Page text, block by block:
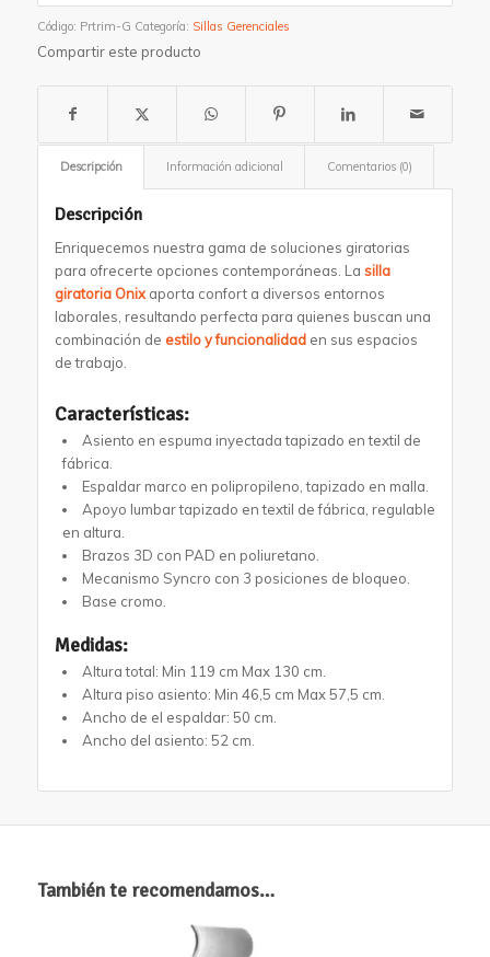
Código: Prtrim-G Categoría: Sillas Gerenciales
Compartir este producto
Descripción Información adicional Comentarios (0)
Descripción
Enriquecemos nuestra gama de soluciones giratorias
para ofrecerte opciones contemporáneas. La silla
giratoria Onixaporta confort a diversos entornos
laborales, resultando perfecta para quienes buscan una
combinación de estilo y funcionalidaden sus espacios
de trabajo.
Características:
Asiento en espuma inyectada tapizado en textil de
fábrica.
Espaldar marco en polipropileno, tapizado en malla.
Apoyo lumbar tapizado en textil de fábrica, regulable
en altura.
Brazos 3D con PAD en poliuretano.
Mecanismo Syncro con 3 posiciones de bloqueo.
Base cromo.
Medidas:
Altura total: Min 119 cm Max 130 cm.
Altura piso asiento: Min 46,5 cm Max 57,5 cm.
Ancho de el espaldar: 50 cm.
Ancho del asiento: 52 cm.
También te recomendamos…